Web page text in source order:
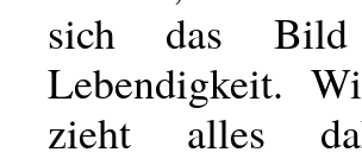
sich das Bild
Lebendigkeit.
zieht alles